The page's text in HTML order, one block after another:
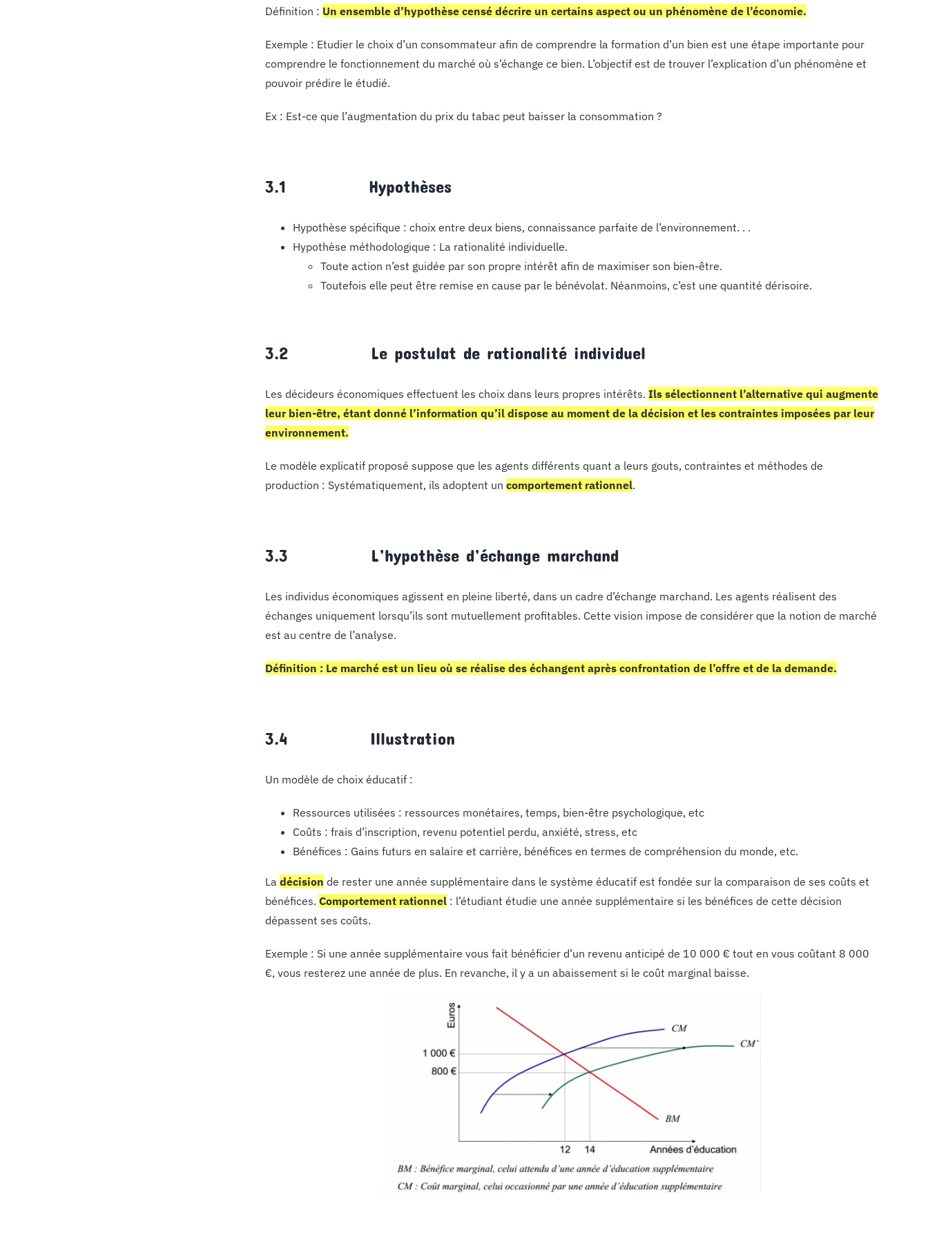
Définition : Un ensemble d’hypothèse censé décrire un certains aspect ou un phénomène de l’économie.
Exemple : Etudier le choix d’un consommateur afin de comprendre la formation d’un bien est une étape importante pour
comprendre le fonctionnement du marché où s’échange ce bien. L’objectif est de trouver l’explication d’un phénomène et
pouvoir prédire le étudié.
Ex : Est-ce que l’augmentation du prix du tabac peut baisser la consommation ?
3.1 Hypothèses
Hypothèse spécifique : choix entre deux biens, connaissance parfaite de l’environnement. . .
Hypothèse méthodologique : La rationalité individuelle.
Toute action n’est guidée par son propre intérêt afin de maximiser son bien-être.
Toutefois elle peut être remise en cause par le bénévolat. Néanmoins, c’est une quantité dérisoire.
3.2 Le postulat de rationalité individuel
Les décideurs économiques effectuent les choix dans leurs propres intérêts. Ils sélectionnent l’alternative qui augmente
leur bien-être, étant donné l’information qu’il dispose au moment de la décision et les contraintes imposées par leur
environnement.
Le modèle explicatif proposé suppose que les agents différents quant a leurs gouts, contraintes et méthodes de
production : Systématiquement, ils adoptent un comportement rationnel.
3.3 L’hypothèse d’échange marchand
Les individus économiques agissent en pleine liberté, dans un cadre d’échange marchand. Les agents réalisent des
échanges uniquement lorsqu’ils sont mutuellement profitables. Cette vision impose de considérer que la notion de marché
est au centre de l’analyse.
Définition : Le marché est un lieu où se réalise des échangent après confrontation de l’offre et de la demande.
3.4 Illustration
Un modèle de choix éducatif :
Ressources utilisées : ressources monétaires, temps, bien-être psychologique, etc
Coûts : frais d’inscription, revenu potentiel perdu, anxiété, stress, etc
Bénéfices : Gains futurs en salaire et carrière, bénéfices en termes de compréhension du monde, etc.
La décision de rester une année supplémentaire dans le système éducatif est fondée sur la comparaison de ses coûts et
bénéfices. Comportement rationnel: l’étudiant étudie une année supplémentaire si les bénéfices de cette décision
dépassent ses coûts.
Exemple : Si une année supplémentaire vous fait bénéficier d’un revenu anticipé de 10 000 € tout en vous coûtant 8 000
€, vous resterez une année de plus. En revanche, il y a un abaissement si le coût marginal baisse.